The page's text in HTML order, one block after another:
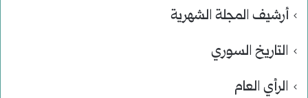
أرشيف المجلة الشهرية
التاريخ السوري
الرأي العام